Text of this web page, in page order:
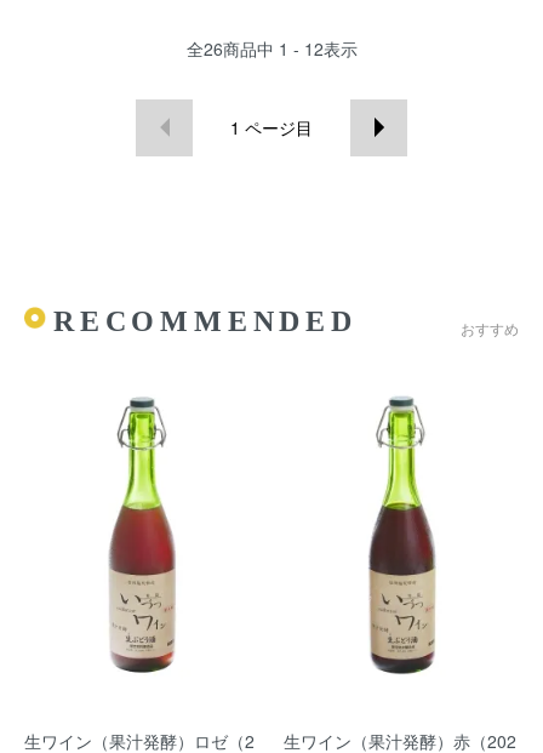
全26商品中 1 - 12表示
1 ページ目
RECOMMENDED おすすめ
生ワイン（果汁発酵）ロゼ（2
生ワイン（果汁発酵）赤（202